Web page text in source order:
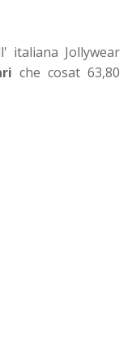
italiana Jollywear
che cosat 63,80